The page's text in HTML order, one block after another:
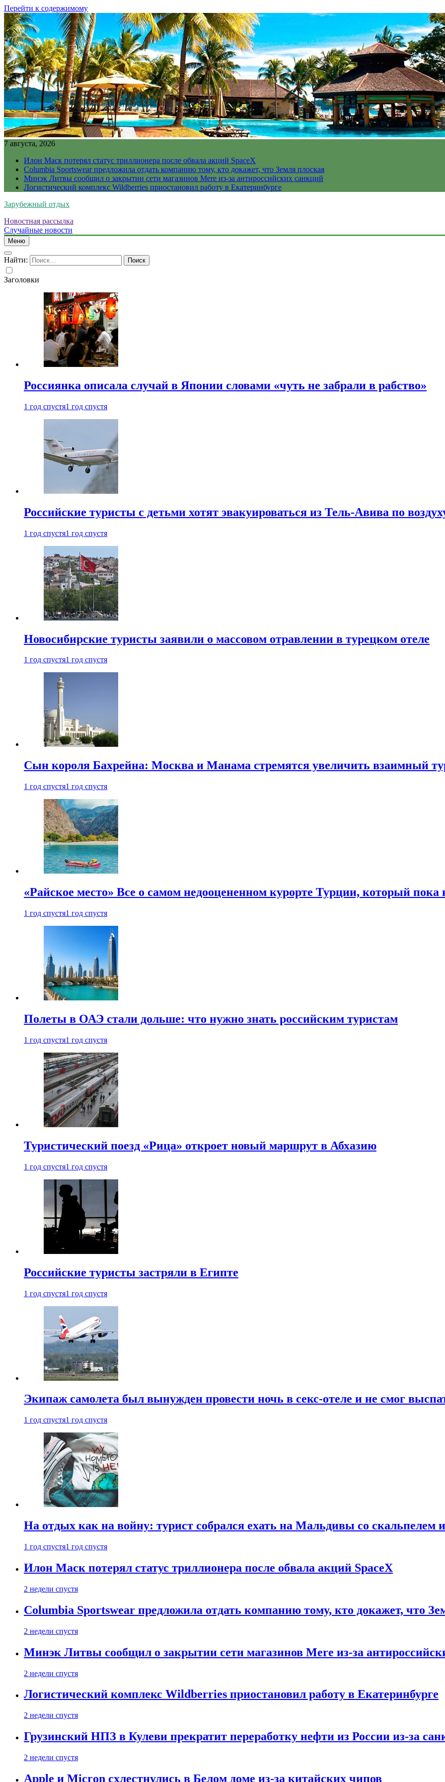
Перейти к содержимому
7 августа, 2026
Илон Маск потерял статус триллионера после обвала акций SpaceX
Columbia Sportswear предложила отдать компанию тому, кто докажет, что Земля плоская
Минэк Литвы сообщил о закрытии сети магазинов Mere из-за антироссийских санкций
Логистический комплекс Wildberries приостановил работу в Екатеринбурге
Зарубежный отдых
Новостная рассылка
Случайные новости
Меню
Найти:
Заголовки
Россиянка описала случай в Японии словами «чуть не забрали в рабство»
1 год спустя1 год спустя
Российские туристы с детьми хотят эвакуироваться из Тель-Авива по
1 год спустя1 год спустя
Новосибирские туристы заявили о массовом отравлении в турецком отеле
1 год спустя1 год спустя
Сын короля Бахрейна: Москва и Манама стремятся увеличить взаимный
1 год спустя1 год спустя
«Райское место» Все о самом недооцененном курорте Турции, который пока
1 год спустя1 год спустя
Полеты в ОАЭ стали дольше: что нужно знать российским туристам
1 год спустя1 год спустя
Туристический поезд «Рица» откроет новый маршрут в Абхазию
1 год спустя1 год спустя
Российские туристы застряли в Египте
1 год спустя1 год спустя
Экипаж самолета был вынужден провести ночь в секс-отеле и не смог
1 год спустя1 год спустя
На отдых как на войну: турист собрался ехать на Мальдивы со скальпелем
1 год спустя1 год спустя
Илон Маск потерял статус триллионера после обвала акций SpaceX
2 недели спустя
Columbia Sportswear предложила отдать компанию тому, кто докажет, что
2 недели спустя
Минэк Литвы сообщил о закрытии сети магазинов Mere из-за
2 недели спустя
Логистический комплекс Wildberries приостановил работу в Екатеринбурге
2 недели спустя
Грузинский НПЗ в Кулеви прекратит переработку нефти из России из-за
2 недели спустя
Apple и Micron схлестнулись в Белом доме из-за китайских чипов